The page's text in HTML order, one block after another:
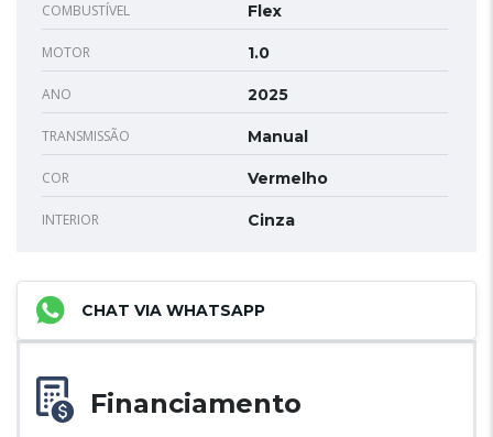
COMBUSTÍVEL Flex
MOTOR 1.0
ANO 2025
TRANSMISSÃO Manual
COR Vermelho
INTERIOR Cinza
CHAT VIA WHATSAPP
Financiamento